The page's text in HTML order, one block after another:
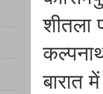
शीतला
बारात